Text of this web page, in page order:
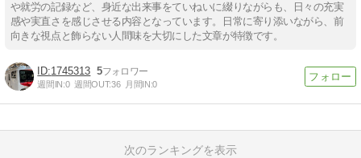
や就労の記録など、身近な出来事をていねいに綴りながらも、日々の充実
感や実直さを感じさせる内容となっています。日常に寄り添いながら、前
向きな視点と飾らない人間味を大切にした文章が特徴です。
1745313 5
週間IN:0 週間OUT:36 月間IN:0
次のランキングを表示